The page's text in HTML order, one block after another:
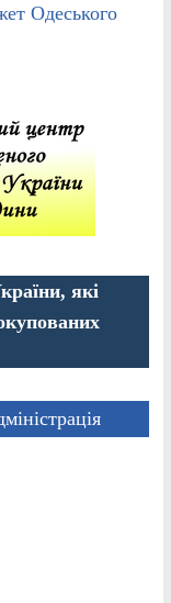
Одеського
які